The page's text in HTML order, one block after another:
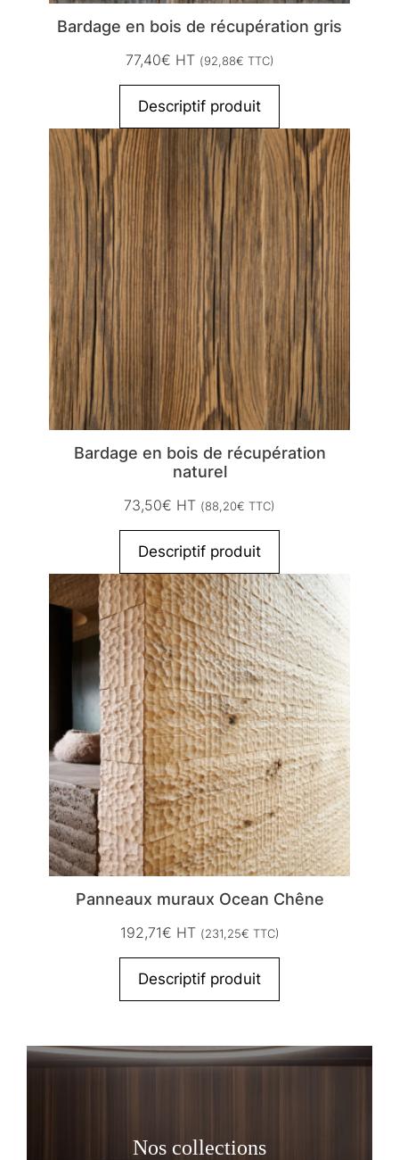
Bardage en bois de récupération gris
77,40€ HT (92,88€ TTC)
Descriptif produit
Bardage en bois de récupération
naturel
73,50€ HT (88,20€ TTC)
Descriptif produit
Panneaux muraux Ocean Chêne
192,71€ HT (231,25€ TTC)
Descriptif produit
Nos collections